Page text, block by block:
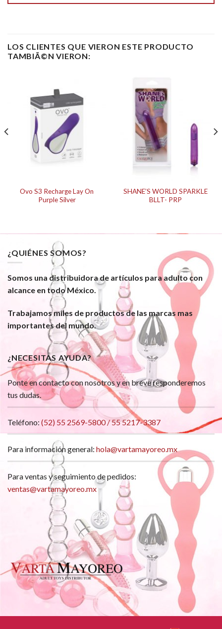
LOS CLIENTES QUE VIERON ESTE PRODUCTO
TAMBIÃ©N VIERON:
Ovo S3 Recharge Lay On
Purple Silver
SHANE’S WORLD SPARKLE
BLLT- PRP
¿QUIÉNES SOMOS?
Somos una distribuidora de artículos para adulto con
alcance en todo México.
Trabajamos miles de productos de las marcas mas
importantes del mundo.
¿NECESITAS AYUDA?
Ponte en contacto con nosotros y en breve responderemos
tus dudas.
Teléfono: (52) 55 2569-5800 / 55 5217-3387
Para información general: hola@vartamayoreo.mx
Para ventas y seguimiento de pedidos:
ventas@vartamayoreo.mx